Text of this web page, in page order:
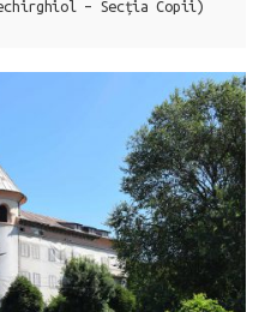
– Secția Copii)